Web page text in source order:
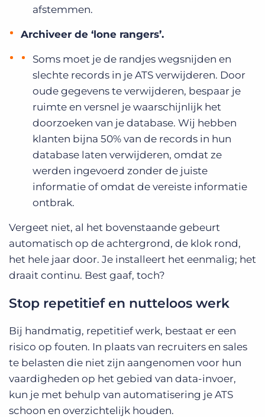
afstemmen.
Archiveer de ‘lone rangers’.
Soms moet je de randjes wegsnijden en
slechte records in je ATS verwijderen. Door
oude gegevens te verwijderen, bespaar je
ruimte en versnel je waarschijnlijk het
doorzoeken van je database. Wij hebben
klanten bijna 50% van de records in hun
database laten verwijderen, omdat ze
werden ingevoerd zonder de juiste
informatie of omdat de vereiste informatie
ontbrak.
Vergeet niet, al het bovenstaande gebeurt
automatisch op de achtergrond, de klok rond,
het hele jaar door. Je installeert het eenmalig; het
draait continu. Best gaaf, toch?
Stop repetitief en nutteloos werk
Bij handmatig, repetitief werk, bestaat er een
risico op fouten. In plaats van recruiters en sales
te belasten die niet zijn aangenomen voor hun
vaardigheden op het gebied van data-invoer,
kun je met behulp van automatisering je ATS
schoon en overzichtelijk houden.